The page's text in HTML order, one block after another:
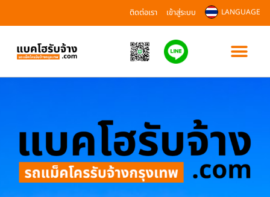
ติดต่อเรา เข้าสู่ระบบ LANGUAGE